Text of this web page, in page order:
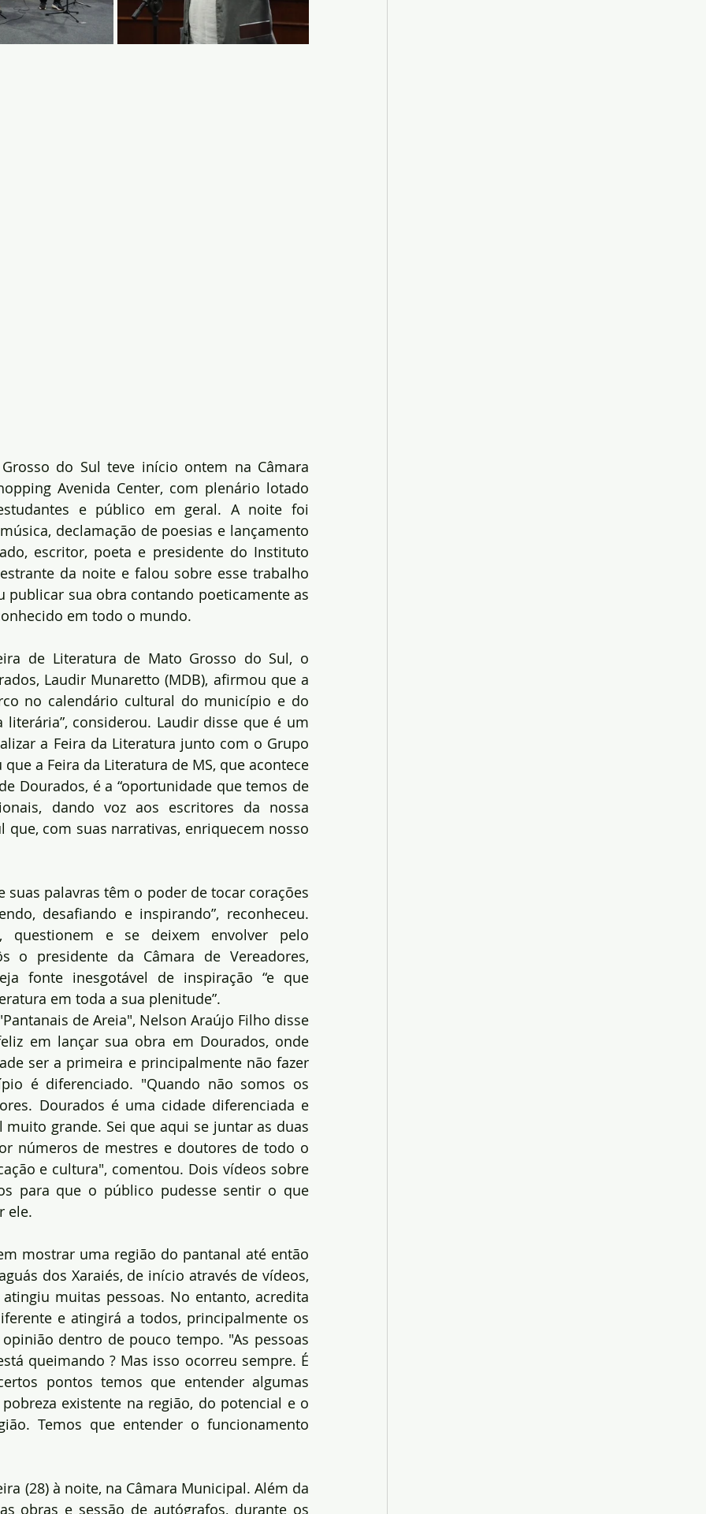
do Sul teve início ontem na Câmara
Avenida Center, com plenário lotado
e público em geral. A noite foi
declamação de poesias e lançamento
escritor, poeta e presidente do Instituto
da noite e falou sobre esse trabalho
publicar sua obra contando poeticamente as
em todo o mundo.
de Literatura de Mato Grosso do Sul, o
Laudir Munaretto (MDB), afirmou que a
no calendário cultural do município e do
literária”, considerou. Laudir disse que é um
a Feira da Literatura junto com o Grupo
a Feira da Literatura de MS, que acontece
Dourados, é a “oportunidade que temos de
dando voz aos escritores da nossa
com suas narrativas, enriquecem nosso
suas palavras têm o poder de tocar corações
desafiando e inspirando”, reconheceu.
questionem e se deixem envolver pelo
o presidente da Câmara de Vereadores,
fonte inesgotável de inspiração “e que
em toda a sua plenitude”.
de Areia", Nelson Araújo Filho disse
em lançar sua obra em Dourados, onde
ser a primeira e principalmente não fazer
é diferenciado. "Quando não somos os
Dourados é uma cidade diferenciada e
grande. Sei que aqui se juntar as duas
números de mestres e doutores de todo o
e cultura", comentou. Dois vídeos sobre
para que o público pudesse sentir o que
ele.
mostrar uma região do pantanal até então
dos Xaraiés, de início através de vídeos,
muitas pessoas. No entanto, acredita
e atingirá a todos, principalmente os
dentro de pouco tempo. "As pessoas
queimando ? Mas isso ocorreu sempre. É
pontos temos que entender algumas
existente na região, do potencial e o
Temos que entender o funcionamento
(28) à noite, na Câmara Municipal. Além da
obras e sessão de autógrafos, durante os